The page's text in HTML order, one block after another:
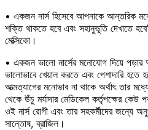
• একজন নার্স হিসেবে আপনাকে আন্তরিক
শক্তি থাকতে হবে এবং সহানুভূতি দেখাতে
মেক্সিকো।
• একজন ভালো নার্সের মনোযোগ দিয়ে
ভালোভাবে খেয়াল করতে এবং পেশাদারি হতে
আত্মত্যাগের মনোভাব না থাকে অর্থাৎ তার
থেকে উঁচু মর্যাদার মেডিকেল কর্তৃপক্ষের কেউ
ওই নার্স রোগী এবং তার সহকর্মীদের জন্যে
সান্তোষ, ব্রাজিল।